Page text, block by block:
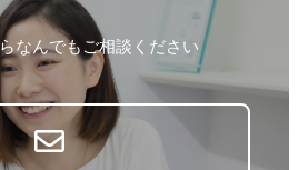
なんでもご相談ください